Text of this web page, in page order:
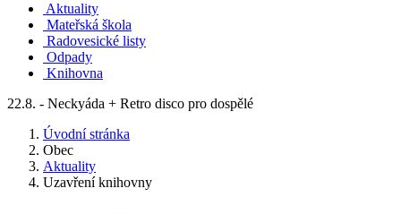
Aktuality
Mateřská škola
Radovesické listy
Odpady
Knihovna
22.8. - Neckyáda + Retro disco pro dospělé
Úvodní stránka
Obec
Aktuality
Uzavření knihovny